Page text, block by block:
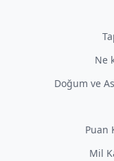
Ne
Doğum ve
Puan
Mil